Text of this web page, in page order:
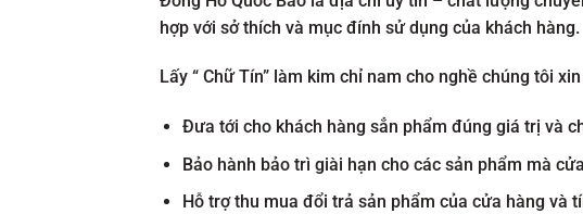
hợp với sở thích và mục đính sử dụng của khách hàng.
Lấy “ Chữ Tín” làm kim chỉ nam cho nghề chúng tôi
Đưa tới cho khách hàng sẳn phẩm đúng giá trị và
Bảo hành bảo trì giài hạn cho các sản phẩm mà
Hỗ trợ thu mua đổi trả sản phẩm của cửa hàng và